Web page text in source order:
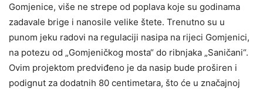
Gomjenice, više ne strepe od poplava koje su godinama
zadavale brige i nanosile velike štete. Trenutno su u
punom jeku radovi na regulaciji nasipa na rijeci Gomjenici,
na potezu od „Gomjeničkog mosta“ do ribnjaka „Saničani“.
Ovim projektom predviđeno je da nasip bude proširen i
podignut za dodatnih 80 centimetara, što će u značajnoj